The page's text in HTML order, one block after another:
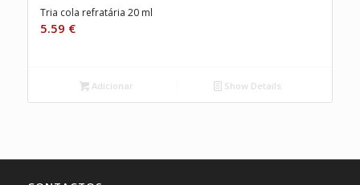
Tria cola refratária 20 ml
5.59 €
Adicionar Show Details